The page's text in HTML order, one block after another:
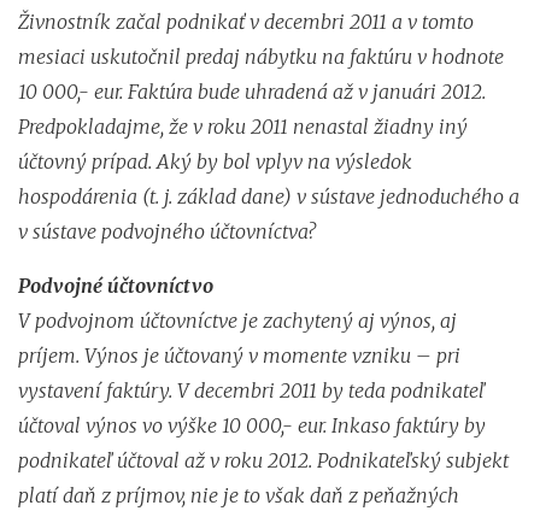
Živnostník začal podnikať v decembri 2011 a v tomto
mesiaci uskutočnil predaj nábytku na faktúru v hodnote
10 000,- eur. Faktúra bude uhradená až v januári 2012.
Predpokladajme, že v roku 2011 nenastal žiadny iný
účtovný prípad. Aký by bol vplyv na výsledok
hospodárenia (t. j. základ dane) v sústave jednoduchého a
v sústave podvojného účtovníctva?
Podvojné účtovníctvo
V podvojnom účtovníctve je zachytený aj výnos, aj
príjem. Výnos je účtovaný v momente vzniku – pri
vystavení faktúry. V decembri 2011 by teda podnikateľ
účtoval výnos vo výške 10 000,- eur. Inkaso faktúry by
podnikateľ účtoval až v roku 2012. Podnikateľský subjekt
platí daň z príjmov, nie je to však daň z peňažných